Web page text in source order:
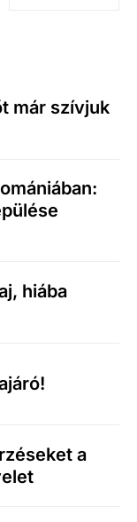
már szívjuk
hiába
a